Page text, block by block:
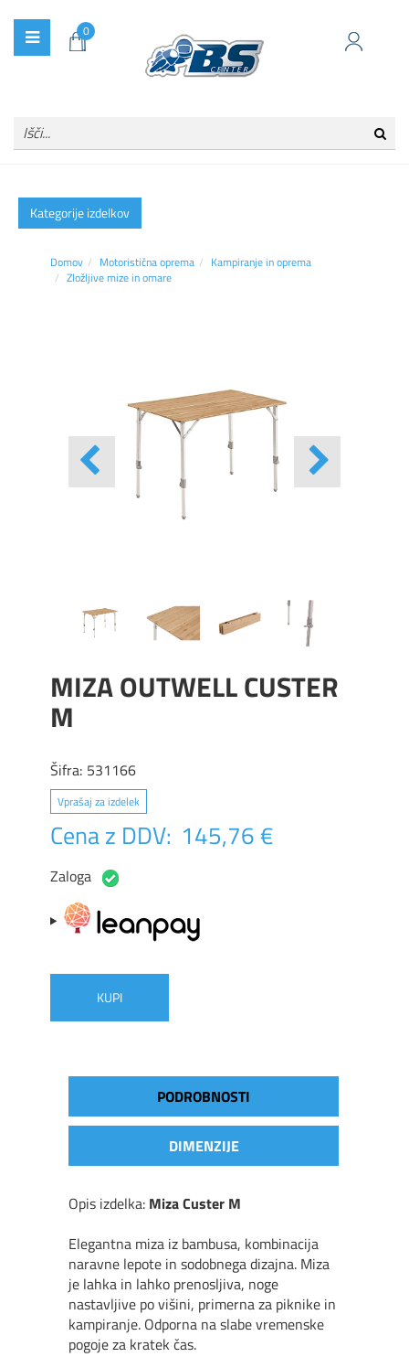
0
Kategorije izdelkov
Domov Motoristična oprema
Kampiranje in oprema
Zložljive mize in omare
MIZA OUTWELL CUSTER
M
Šifra: 531166
Vprašaj za izdelek
Cena z DDV: 145,76 €
Zaloga
KUPI
PODROBNOSTI
DIMENZIJE
Opis izdelka: Miza Custer M
Elegantna miza iz bambusa, kombinacija
naravne lepote in sodobnega dizajna. Miza
je lahka in lahko prenosljiva, noge
nastavljive po višini, primerna za piknike in
kampiranje. Odporna na slabe vremenske
pogoje za kratek čas.